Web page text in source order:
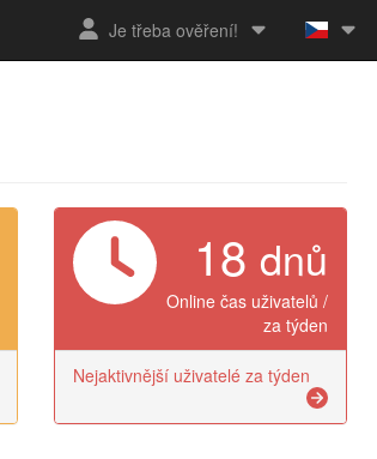
Je třeba ověření!
18 dnů
Online čas uživatelů /
za týden
Nejaktivnější uživatelé za týden